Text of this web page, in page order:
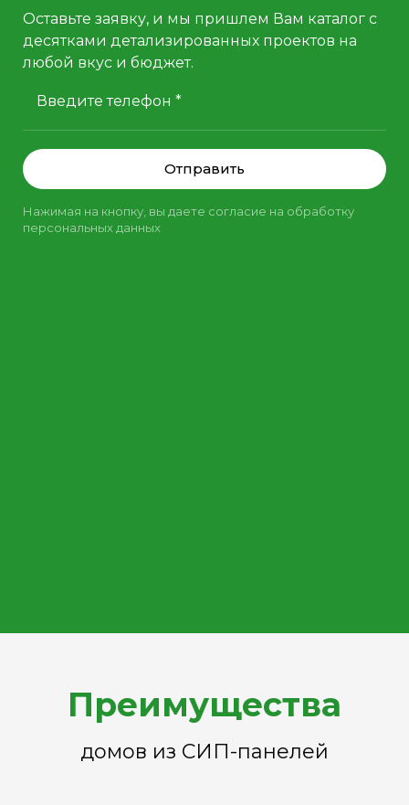
Оставьте заявку, и мы пришлем Вам каталог с
десятками детализированных проектов на
любой вкус и бюджет.
Введите телефон *
Отправить
Нажимая на кнопку, вы даете согласие на обработку
персональных данных
Преимущества
домов из СИП-панелей